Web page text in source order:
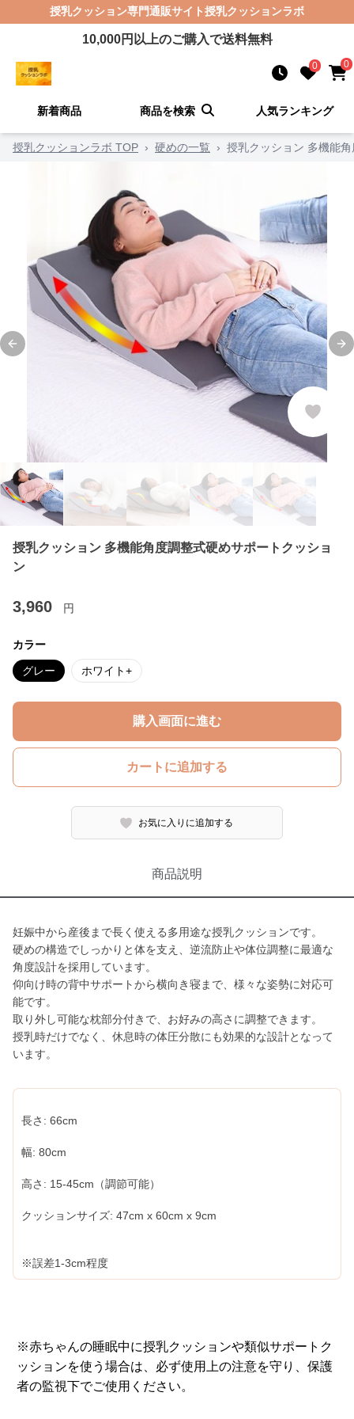
授乳クッション専門通販サイト授乳クッションラボ
10,000円以上のご購入で送料無料
0 0
新着商品 商品を検索 人気ランキング
授乳クッションラボ TOP › 硬めの一覧 › 授乳クッション 多機能
Previous slide
授乳クッション 多機能角度調整式硬めサポートクッショ
ン
3,960 円
カラー
グレー ホワイト+
購入画面に進む
カートに追加する
お気に入りに追加する
商品説明
妊娠中から産後まで長く使える多用途な授乳クッションです。
硬めの構造でしっかりと体を支え、逆流防止や体位調整に最適な
角度設計を採用しています。
仰向け時の背中サポートから横向き寝まで、様々な姿勢に対応可
能です。
取り外し可能な枕部分付きで、お好みの高さに調整できます。
授乳時だけでなく、休息時の体圧分散にも効果的な設計となって
います。
長さ: 66cm
幅: 80cm
高さ: 15-45cm（調節可能）
クッションサイズ: 47cm x 60cm x 9cm
※誤差1-3cm程度
※赤ちゃんの睡眠中に授乳クッションや類似サポートク
ッションを使う場合は、必ず使用上の注意を守り、保護
者の監視下でご使用ください。